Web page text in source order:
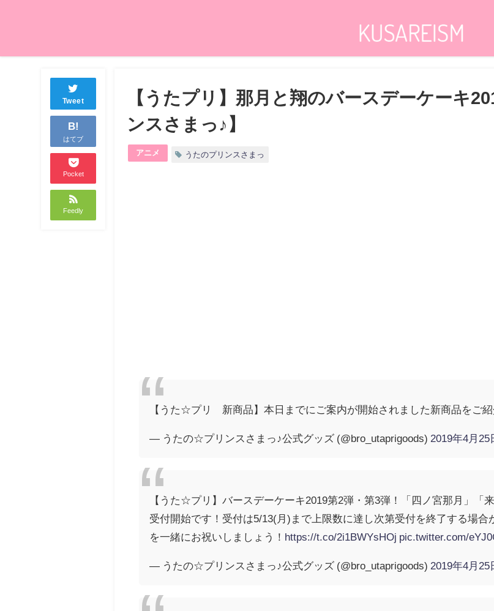
Tweet
B!
はてブ
Pocket
Feedly
【うたプリ】那月と翔のバースデーケーキ
ンスさまっ♪】
アニメ うたのプリンスさまっ
【うた☆プリ 新商品】本日までにご案内が開始されました新商品をご紹
— うたの☆プリンスさまっ♪公式グッズ (@bro_utaprigoods) 2019年4月25
【うた☆プリ】バースデーケーキ2019第2弾・第3弾！「四ノ宮那月」「
受付開始です！受付は5/13(月)まで上限数に達し次第受付を終了する場
を一緒にお祝いしましょう！ https://t.co/2i1BWYsHOj pic.twitter.com/
— うたの☆プリンスさまっ♪公式グッズ (@bro_utaprigoods) 2019年4月25